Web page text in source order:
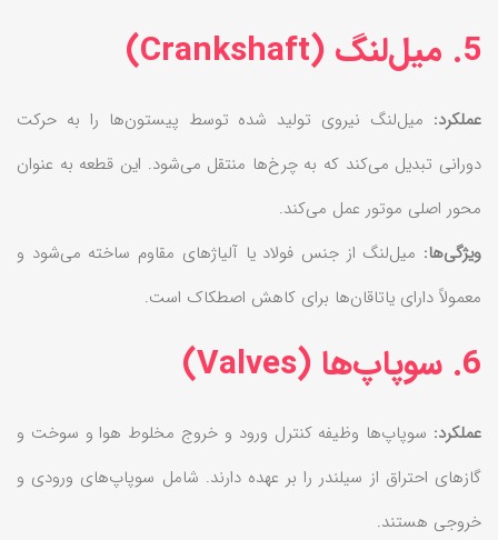
5. میل‌لنگ (Crankshaft)
عملکرد: میل‌لنگ نیروی تولید شده توسط پیستون‌ها را به حرکت
دورانی تبدیل می‌کند که به چرخ‌ها منتقل می‌شود. این قطعه به عنوان
محور اصلی موتور عمل می‌کند.
ویژگی‌ها: میل‌لنگ از جنس فولاد یا آلیاژهای مقاوم ساخته می‌شود و
معمولاً دارای یاتاقان‌ها برای کاهش اصطکاک است.
6. سوپاپ‌ها (Valves)
عملکرد: سوپاپ‌ها وظیفه کنترل ورود و خروج مخلوط هوا و سوخت و
گازهای احتراق از سیلندر را بر عهده دارند. شامل سوپاپ‌های ورودی و
خروجی هستند.